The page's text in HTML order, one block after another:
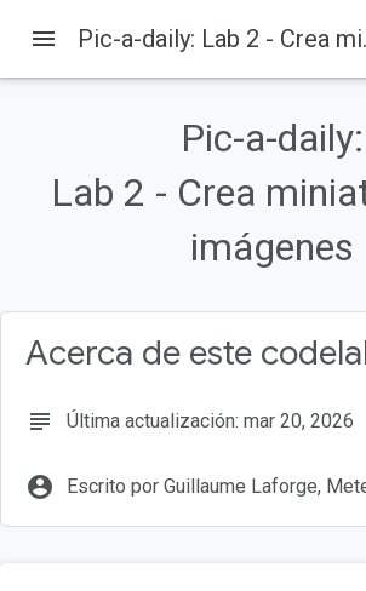
1. Descripción general
2. Configuración y requisitos
Configuración del entorno de autoaprendizaje
menu Pic-a-
Pic-a-daily:
Lab 2 - Crea
imágenes
Acerca de este
subject Última actualización: mar 20, 2026
account_circle Escrito por Guillaume Laforge,